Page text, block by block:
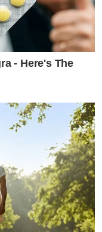
- Here's The